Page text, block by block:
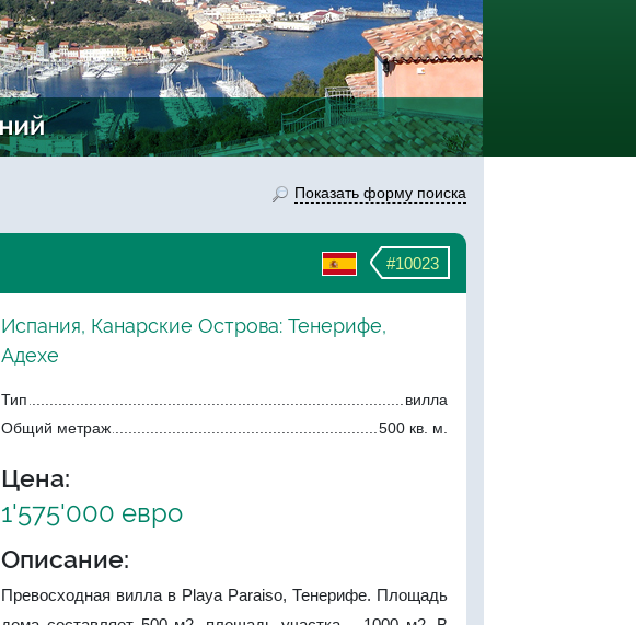
Показать форму поиска
#10023
Испания, Канарские Острова: Тенерифе,
Адехе
Тип
вилла
Общий метраж
500 кв. м.
Цена:
1'575'000 евро
Описание:
Превосходная вилла в Playa Paraiso, Тенерифе. Площадь